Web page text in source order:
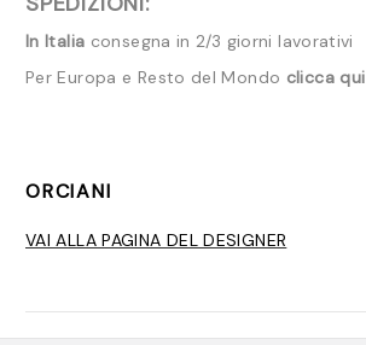
In Italia consegna in 2/3 giorni lavorativi
Per Europa e Resto del Mondo clicca qui
ORCIANI
VAI ALLA PAGINA DEL DESIGNER